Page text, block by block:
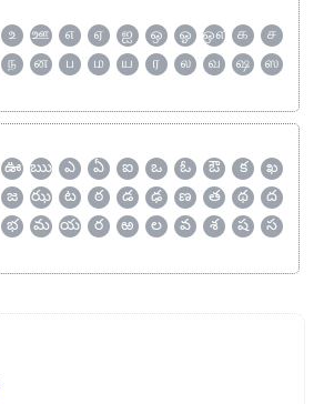
உ ஊ எ ஏ ஐ ஒ ஓ ஔ க
ச
ந ன ப ம ய ர ல வ ஷ
ஸ
ఊ ఋ ఎ ఏ ఐ ఒ ఓ ఔ క
ఖ
జ ఝ ట ఠ డ ఢ ణ త థ
ద
భ మ య ర ఱ ల వ శ ష
స